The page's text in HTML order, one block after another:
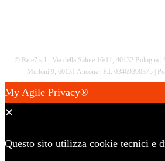
© Rete7 srl - Via della Salute 16/11, 40132 Bologna |
Merloni 9, 60131 Ancona | P.I. 03469390375 |
My Agile Privacy®
✕
Questo sito utilizza cookie tecnici e